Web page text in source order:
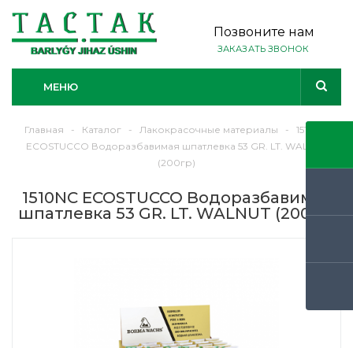
Позвоните нам
ЗАКАЗАТЬ ЗВОНОК
МЕНЮ
Главная - Каталог - Лакокрасочные материалы -
1510NC
ECOSTUCCO Водоразбавимая шпатлевка 53 GR. LT. WALNUT
(200гр)
1510NC ECOSTUCCO Водоразбавимая
шпатлевка 53 GR. LT. WALNUT (200гр)